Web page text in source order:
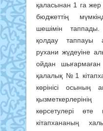
қаласынан 1 га жер
бюджеттің
шешімін
қолдау таппауы
рухани жүдеуіне
ойдан
қалалық №1
көрінісі осының
көрсетулері өте
кітапхананың